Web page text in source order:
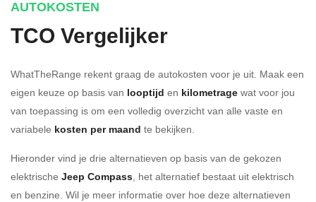
AUTOKOSTEN
TCO Vergelijker
WhatTheRange rekent graag de autokosten voor je uit. Maak een
eigen keuze op basis van looptijd en kilometrage wat voor jou
van toepassing is om een volledig overzicht van alle vaste en
variabele kosten per maand te bekijken.
Hieronder vind je drie alternatieven op basis van de gekozen
elektrische Jeep Compass, het alternatief bestaat uit elektrisch
en benzine. Wil je meer informatie over hoe deze alternatieven